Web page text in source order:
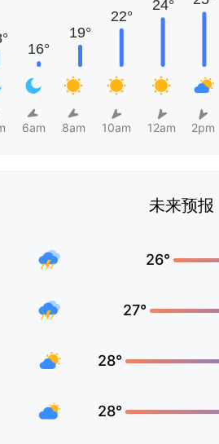
6am 8am 10am 12am 2pm
未来预报
26°
27°
28°
28°